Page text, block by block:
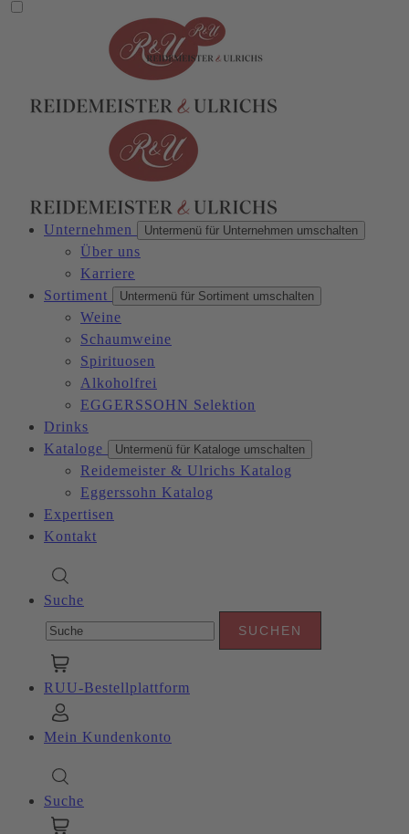
Unternehmen Untermenü für Unternehmen umschalten
Über uns
Karriere
Sortiment
Untermenü für Sortiment umschalten
Weine
Schaumweine
Spirituosen
Alkoholfrei
EGGERSSOHN Selektion
Drinks
Kataloge
Untermenü für Kataloge umschalten
Reidemeister & Ulrichs Katalog
Eggerssohn Katalog
Expertisen
Kontakt
Suche
RUU-Bestellplattform
Mein Kundenkonto
Suche